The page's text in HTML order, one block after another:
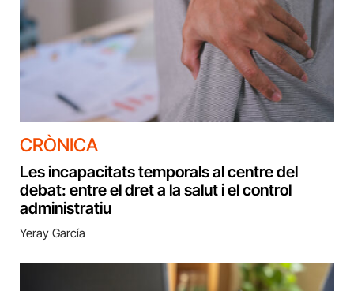
CRÒNICA
Les incapacitats temporals al centre del
debat: entre el dret a la salut i el control
administratiu
Yeray García